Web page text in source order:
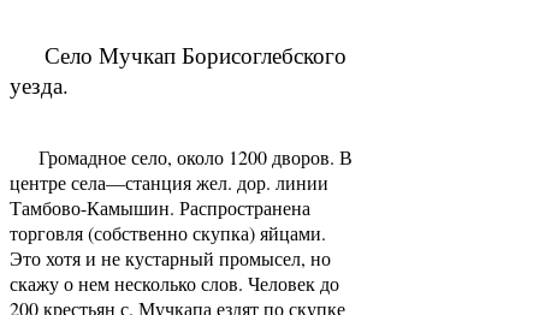
Село Мучкап Борисоглебского
уезда.
Громадное село, около 1200 дворов. В
центре села—станция жел. дор. линии
Тамбово-Камышин. Распространена
торговля (собственно скупка) яйцами.
Это хотя и не кустарный промысел, но
скажу о нем несколько слов. Человек до
200 крестьян с. Мучкапа ездят по скупке